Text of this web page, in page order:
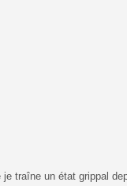
traîne un état grippal